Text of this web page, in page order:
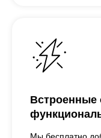
Встроенные